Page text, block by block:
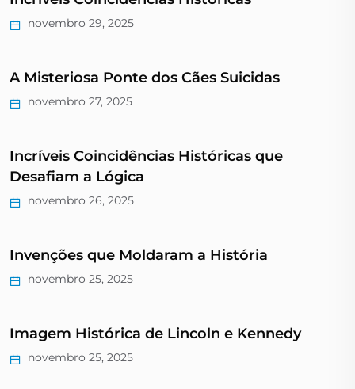
novembro 29, 2025
A Misteriosa Ponte dos Cães Suicidas
novembro 27, 2025
Incríveis Coincidências Históricas que
Desafiam a Lógica
novembro 26, 2025
Invenções que Moldaram a História
novembro 25, 2025
Imagem Histórica de Lincoln e Kennedy
novembro 25, 2025